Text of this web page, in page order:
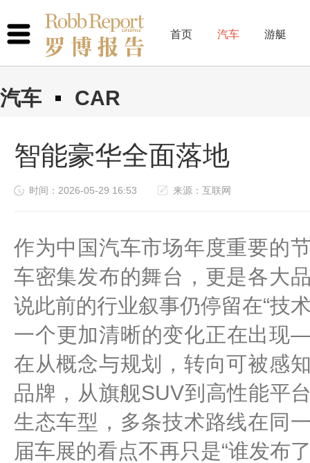
首页 汽车 游艇
汽车 CAR
智能豪华全面落地
时间：2026-05-29 16:53 来源：互联网
作为中国汽车市场年度重要的
车密集发布的舞台，更是各大
说此前的行业叙事仍停留在“技
一个更加清晰的变化正在出
在从概念与规划，转向可被感
品牌，从旗舰SUV到高性能平
生态车型，多条技术路线在同
届车展的看点不再只是“谁发布